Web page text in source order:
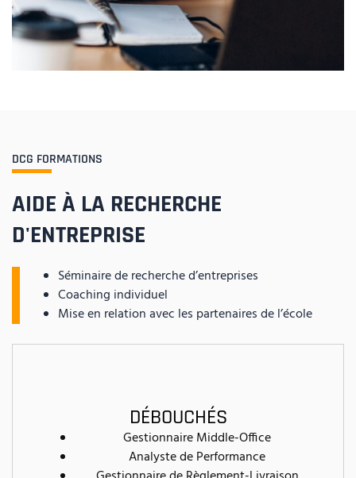
DCG FORMATIONS
AIDE À LA RECHERCHE
D'ENTREPRISE
Séminaire de recherche d’entreprises
Coaching individuel
Mise en relation avec les partenaires de l’école
DÉBOUCHÉS
Gestionnaire Middle-Office
Analyste de Performance